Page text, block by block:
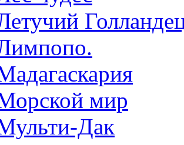
мир
Дак